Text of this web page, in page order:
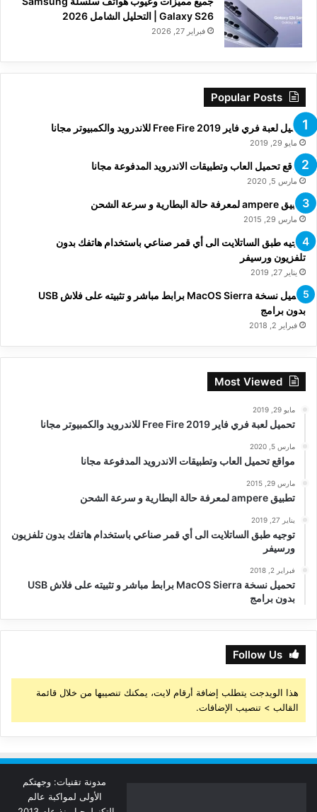
Galaxy S26 | التحليل الشامل 2026
فبراير 27, 2026
Popular Posts
تحميل لعبة فري فاير Free Fire 2019 للاندرويد والكمبيوتر مجانا
مايو 29, 2019
مواقع تحميل العاب وتطبيقات الاندرويد المدفوعة مجانا
مارس 5, 2020
تطبيق ampere لمعرفة حالة البطارية و سرعة الشحن
مارس 29, 2015
توجيه طبق الساتلايت الى أي قمر صناعي باستخدام هاتفك بدون
تلفزيون ورسيفر
يناير 27, 2019
تحميل نسخة MacOS Sierra برابط مباشر و تثبيته على فلاش USB
بدون برامج
فبراير 2, 2018
Most Viewed
مايو 29, 2019
تحميل لعبة فري فاير Free Fire 2019 للاندرويد والكمبيوتر مجانا
مارس 5, 2020
مواقع تحميل العاب وتطبيقات الاندرويد المدفوعة مجانا
مارس 29, 2015
تطبيق ampere لمعرفة حالة البطارية و سرعة الشحن
يناير 27, 2019
توجيه طبق الساتلايت الى أي قمر صناعي باستخدام هاتفك بدون تلفزيون
ورسيفر
فبراير 2, 2018
تحميل نسخة MacOS Sierra برابط مباشر و تثبيته على فلاش USB
بدون برامج
Follow Us
هذا الويدجت يتطلب إضافة أرقام لايت، يمكنك تنصيبها من خلال قائمة
القالب > تنصيب الإضافات.
مدونة تقنيات: وجهتكم
الأولى لمواكبة عالم